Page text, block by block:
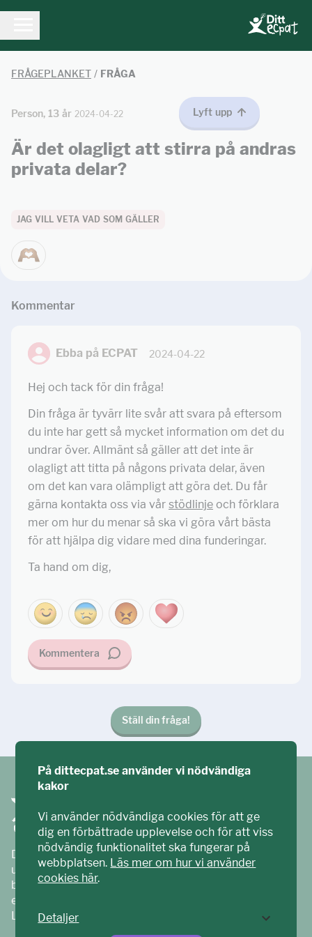
FRÅGEPLANKET / FRÅGA
Person, 13 år 2024-04-22 Lyft upp
Är det olagligt att stirra på andras
privata delar?
JAG VILL VETA VAD SOM GÄLLER
Kommentar
Ebba på ECPAT 2024-04-22
Hej och tack för din fråga!
Din fråga är tyvärr lite svår att svara på eftersom
du inte har gett så mycket information om det du
undrar över. Allmänt så gäller att det inte är
olagligt att titta på någons privata delar, även
om det kan vara olämpligt att göra det. Du får
gärna kontakta oss via vår stödlinje och förklara
mer om hur du menar så ska vi göra vårt bästa
för att hjälpa dig vidare med dina funderingar.
Ta hand om dig,
Kommentera
Ställ din fråga!
Ditt ECPAT har tagits fram tillsammans med barn och
unga. Vi är en del av ECPAT Sverige – en
barnrättsorganisation som arbetar mot sexuell
exploatering av barn.
Läs mer påecpat.se
På dittecpat.se använder vi nödvändiga
kakor
Vi använder nödvändiga cookies för att ge
dig en förbättrade upplevelse och för att viss
nödvändig funktionalitet ska fungerar på
webbplatsen. Läs mer om hur vi använder
cookies här.
Detaljer